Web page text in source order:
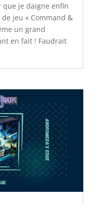
que je daigne enfin
de jeu « Command &
un grand
en fait ! Faudrait